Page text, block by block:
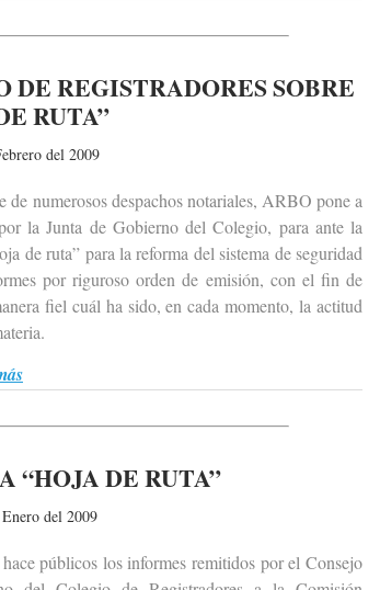
REGISTRADORES SOBRE
RUTA”
del 2009
numerosos despachos notariales, ARBO pone a
la Junta de Gobierno del Colegio, para ante la
de ruta” para la reforma del sistema de seguridad
por riguroso orden de emisión, con el fin de
fiel cuál ha sido, en cada momento, la actitud
“HOJA DE RUTA”
del 2009
públicos los informes remitidos por el Consejo